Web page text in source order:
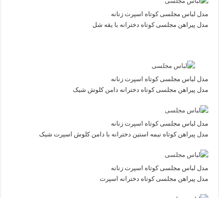
مدل لباس مجلسی کوتاه اسپرت زنانه
مدل پیراهن مجلسی کوتاه دخترانه با یقه شل
مدل لباس مجلسی کوتاه اسپرت زنانه
مدل پیراهن مجلسی کوتاه دخترانه دامن کلوش شیک
مدل لباس مجلسی کوتاه اسپرت زنانه
مدل پیراهن کوتاه نیمه استین دخترانه با دامن کلوش اسپرت شیک
مدل لباس مجلسی کوتاه اسپرت زنانه
مدل پیراهن مجلسی کوتاه دخترانه اسپرت